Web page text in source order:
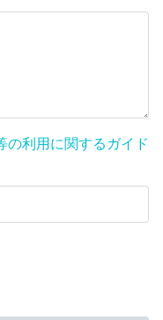
の利用に関するガイド